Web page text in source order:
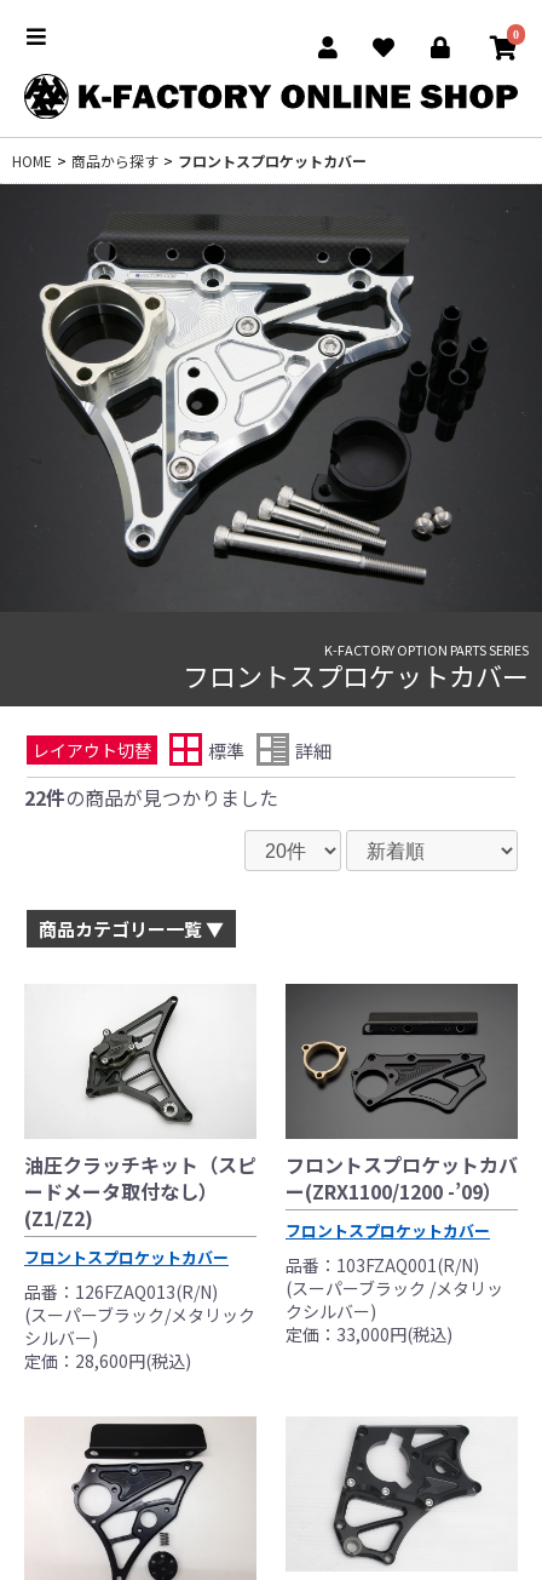
0
HOME > 商品から探す > フロントスプロケットカバー
K-FACTORY OPTION PARTS SERIES
フロントスプロケットカバー
レイアウト切替 標準 詳細
22件の商品が見つかりました
商品カテゴリー一覧
油圧クラッチキット（スピ
ードメータ取付なし）
(Z1/Z2)
フロントスプロケットカバー
品番：126FZAQ013(R/N)
(スーパーブラック/メタリック
シルバー)
定価：28,600円(税込)
フロントスプロケットカバ
ー(ZRX1100/1200 -’09）
フロントスプロケットカバー
品番：103FZAQ001(R/N)
(スーパーブラック /メタリッ
クシルバー)
定価：33,000円(税込)